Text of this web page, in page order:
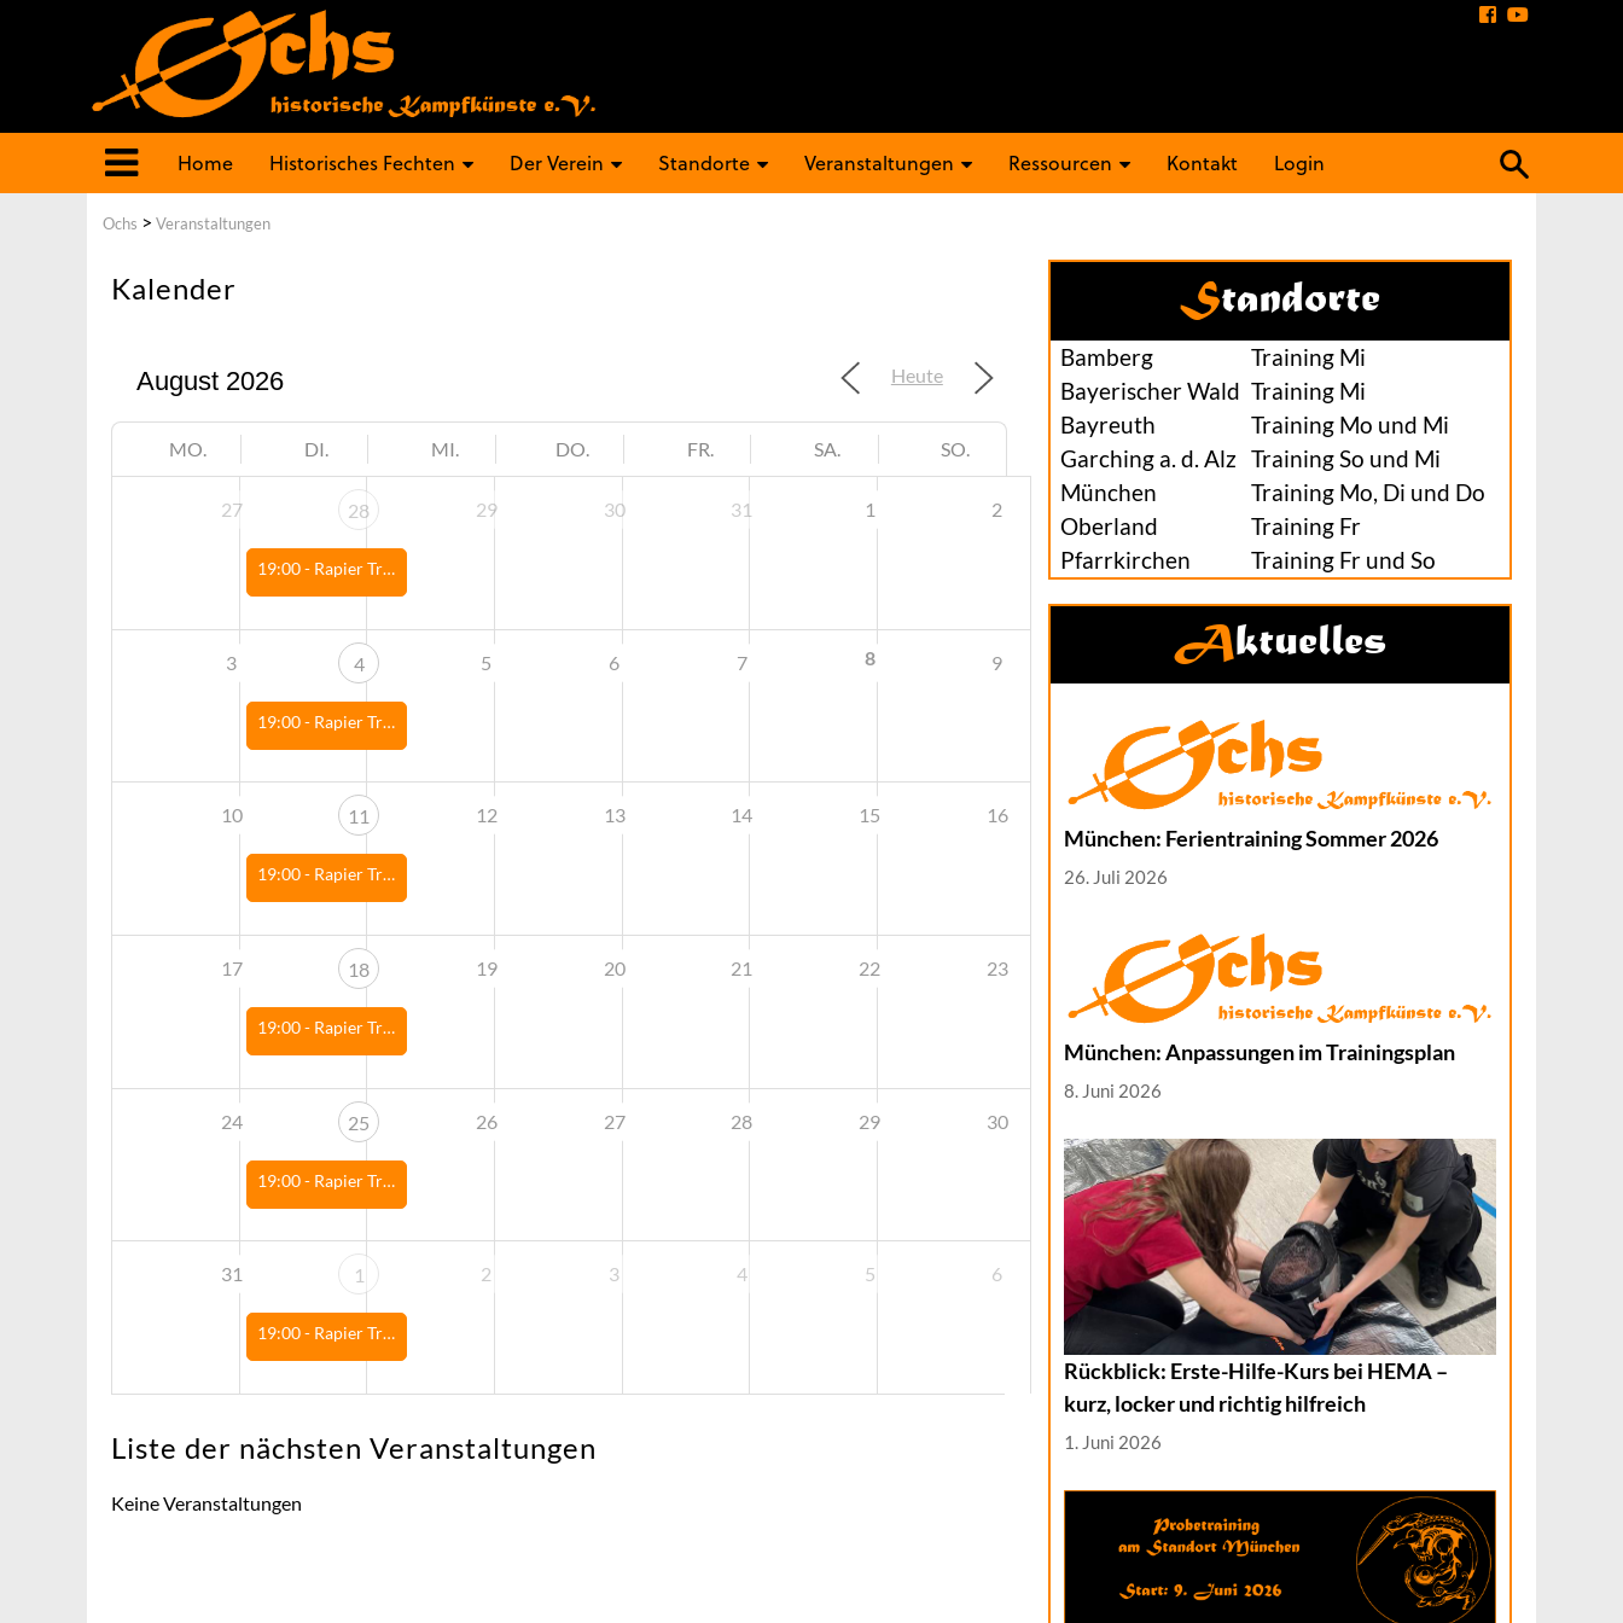
Home Historisches Fechten Der Verein Standorte Veranstaltungen Ressourcen Kontakt Login
Suchen
nach:
Ochs >Veranstaltungen
Kalender
Heute
MO. DI. MI. DO. FR. SA. SO.
27 28
19:00 - Rapier Training
29 30 31 1 2
3 4
19:00 - Rapier Training
5 6 7 8 9
10 11
19:00 - Rapier Training
12 13 14 15 16
17 18
19:00 - Rapier Training
19 20 21 22 23
24 25
19:00 - Rapier Training
26 27 28 29 30
31 1
19:00 - Rapier Training
2 3 4 5 6
Liste der nächsten Veranstaltungen
Keine Veranstaltungen
Standorte
Bamberg
Training Mi
Bayerischer Wald Training Mi
Bayreuth
Training Mo und Mi
Garching a. d. Alz Training So und Mi
München
Training Mo, Di und Do
Oberland
Training Fr
Pfarrkirchen
Training Fr und So
Aktuelles
München: Ferientraining Sommer 2026
26. Juli 2026
München: Anpassungen im Trainingsplan
8. Juni 2026
Rückblick: Erste-Hilfe-Kurs bei HEMA –
kurz, locker und richtig hilfreich
1. Juni 2026